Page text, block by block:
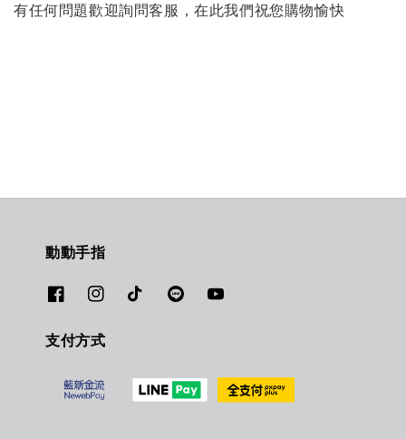
有任何問題歡迎詢問客服，在此我們祝您購物愉快
動動手指
支付方式